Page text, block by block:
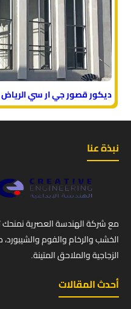
ديكور قصور جي ار سي الرياض
نبذة عنا
مع شركة الهندسة العصرية نمنحك
الخشب والرخام والفوم
الزجاجية والملاحق المتينة.
أحدث المقالات